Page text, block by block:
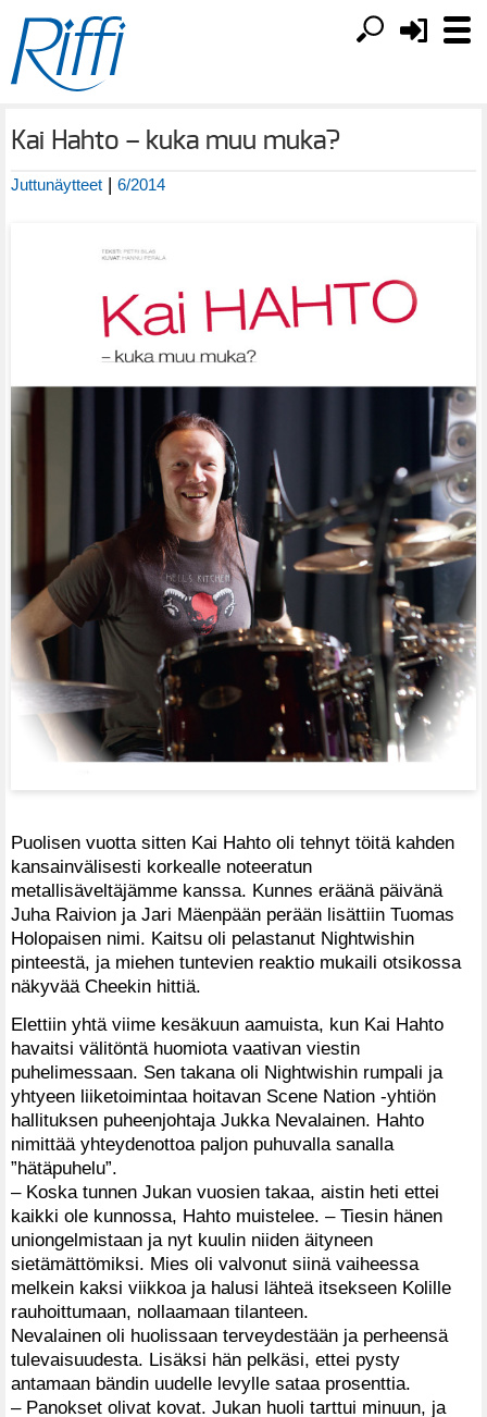
Kai Hahto – kuka muu muka?
Juttunäytteet | 6/2014
Puolisen vuotta sitten Kai Hahto oli tehnyt töitä kahden
kansainvälisesti korkealle noteeratun
metallisäveltäjämme kanssa. Kunnes eräänä päivänä
Juha Raivion ja Jari Mäenpään perään lisättiin Tuomas
Holopaisen nimi. Kaitsu oli pelastanut Nightwishin
pinteestä, ja miehen tuntevien reaktio mukaili otsikossa
näkyvää Cheekin hittiä.
Elettiin yhtä viime kesäkuun aamuista, kun Kai Hahto
havaitsi välitöntä huomiota vaativan viestin
puhelimessaan. Sen takana oli Nightwishin rumpali ja
yhtyeen liiketoimintaa hoitavan Scene Nation -yhtiön
hallituksen puheenjohtaja Jukka Nevalainen. Hahto
nimittää yhteydenottoa paljon puhuvalla sanalla
”hätäpuhelu”.
– Koska tunnen Jukan vuosien takaa, aistin heti ettei
kaikki ole kunnossa, Hahto muistelee. – Tiesin hänen
uniongelmistaan ja nyt kuulin niiden äityneen
sietämättömiksi. Mies oli valvonut siinä vaiheessa
melkein kaksi viikkoa ja halusi lähteä itsekseen Kolille
rauhoittumaan, nollaamaan tilanteen.
Nevalainen oli huolissaan terveydestään ja perheensä
tulevaisuudesta. Lisäksi hän pelkäsi, ettei pysty
antamaan bändin uudelle levylle sataa prosenttia.
– Panokset olivat kovat. Jukan huoli tarttui minuun, ja